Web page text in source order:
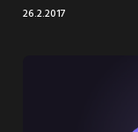
26.2.2017